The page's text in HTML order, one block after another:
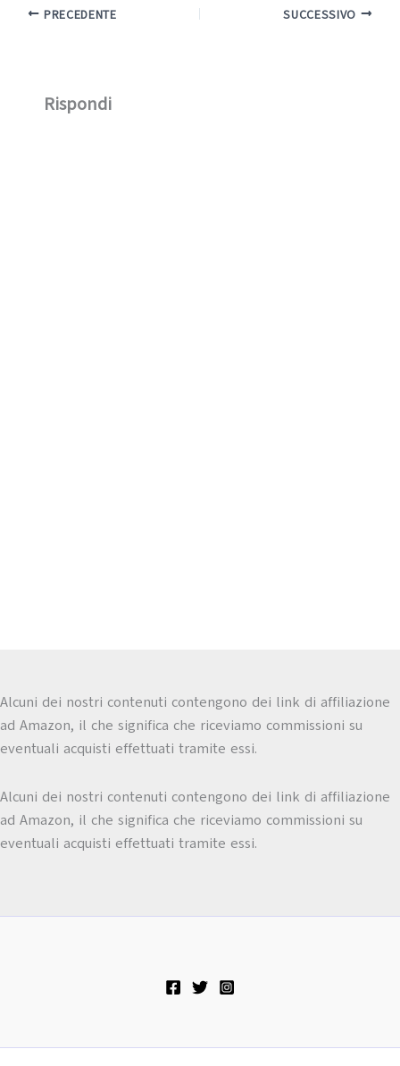
PRECEDENTE SUCCESSIVO
Rispondi
Alcuni dei nostri contenuti contengono dei link di affiliazione
ad Amazon, il che significa che riceviamo commissioni su
eventuali acquisti effettuati tramite essi.
Alcuni dei nostri contenuti contengono dei link di affiliazione
ad Amazon, il che significa che riceviamo commissioni su
eventuali acquisti effettuati tramite essi.